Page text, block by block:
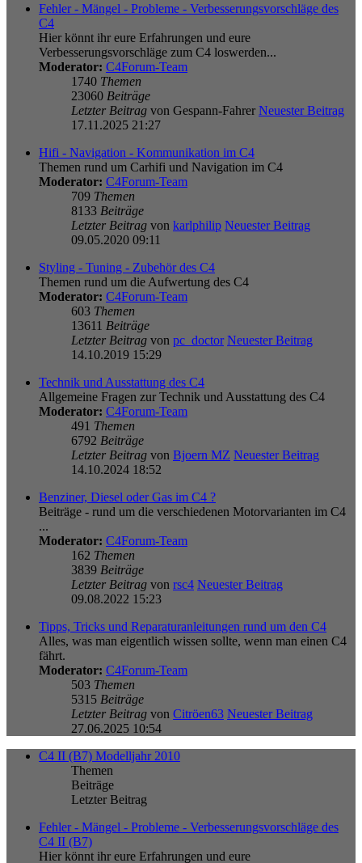
Fehler - Mängel - Probleme - Verbesserungsvorschläge des
C4
Hier könnt ihr eure Erfahrungen und eure
Verbesserungsvorschläge zum C4 loswerden...
Moderator: C4Forum-Team
1740 Themen
23060 Beiträge
Letzter Beitrag von Gespann-Fahrer Neuester Beitrag
17.11.2025 21:27
Hifi - Navigation - Kommunikation im C4
Themen rund um Carhifi und Navigation im C4
Moderator: C4Forum-Team
709 Themen
8133 Beiträge
Letzter Beitrag von karlphilip Neuester Beitrag
09.05.2020 09:11
Styling - Tuning - Zubehör des C4
Themen rund um die Aufwertung des C4
Moderator: C4Forum-Team
603 Themen
13611 Beiträge
Letzter Beitrag von pc_doctor Neuester Beitrag
14.10.2019 15:29
Technik und Ausstattung des C4
Allgemeine Fragen zur Technik und Ausstattung des C4
Moderator: C4Forum-Team
491 Themen
6792 Beiträge
Letzter Beitrag von Bjoern MZ Neuester Beitrag
14.10.2024 18:52
Benziner, Diesel oder Gas im C4 ?
Beiträge - rund um die verschiedenen Motorvarianten im C4
...
Moderator: C4Forum-Team
162 Themen
3839 Beiträge
Letzter Beitrag von rsc4 Neuester Beitrag
09.08.2022 15:23
Tipps, Tricks und Reparaturanleitungen rund um den C4
Alles, was man eigentlich wissen sollte, wenn man einen C4
fährt.
Moderator: C4Forum-Team
503 Themen
5315 Beiträge
Letzter Beitrag von Citröen63 Neuester Beitrag
27.06.2025 10:54
C4 II (B7) Modelljahr 2010
Themen
Beiträge
Letzter Beitrag
Fehler - Mängel - Probleme - Verbesserungsvorschläge des
C4 II (B7)
Hier könnt ihr eure Erfahrungen und eure